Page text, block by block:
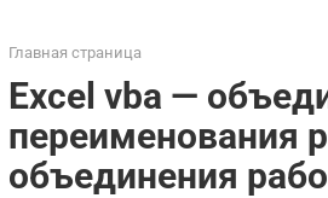
Главная страница
Excel vba —
переименования
объединения